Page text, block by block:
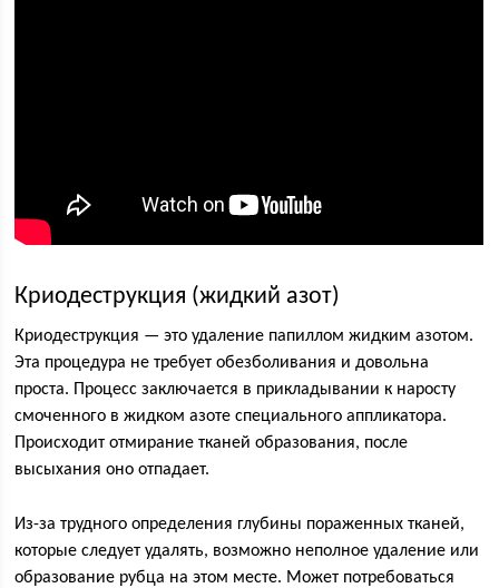
Криодеструкция (жидкий азот)
Криодеструкция — это удаление папиллом жидким азотом.
Эта процедура не требует обезболивания и довольна
проста. Процесс заключается в прикладывании к наросту
смоченного в жидком азоте специального аппликатора.
Происходит отмирание тканей образования, после
высыхания оно отпадает.
Из-за трудного определения глубины пораженных тканей,
которые следует удалять, возможно неполное удаление или
образование рубца на этом месте. Может потребоваться